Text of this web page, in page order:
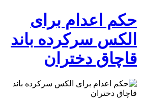
حکم اعدام برای
الکس سرکرده باند
قاچاق دختران